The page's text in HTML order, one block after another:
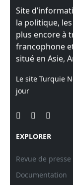
Site
la politique,
plus encore à
francophone
situé en Asie,
Le site Turquie
jour
EXPLORER
Revue de presse
Documentation